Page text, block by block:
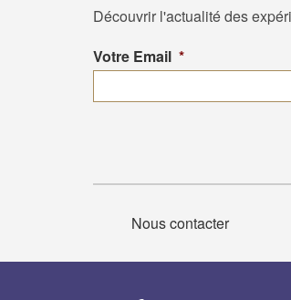
Découvrir l'actualité des
Votre Email *
Nous contacter